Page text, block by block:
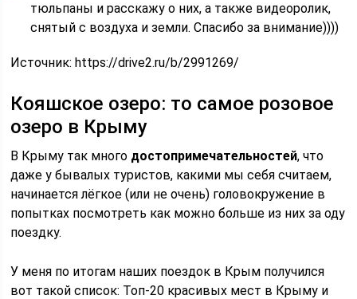
тюльпаны и расскажу о них, а также видеоролик,
снятый с воздуха и земли. Спасибо за внимание))))
Источник:https://drive2.ru/b/2991269/
Кояшское озеро: то самое розовое
озеро в Крыму
В Крыму так много достопримечательностей, что
даже у бывалых туристов, какими мы себя считаем,
начинается лёгкое (или не очень) головокружение в
попытках посмотреть как можно больше из них за оду
поездку.
У меня по итогам наших поездок в Крым получился
вот такой список: Топ-20 красивых мест в Крыму и